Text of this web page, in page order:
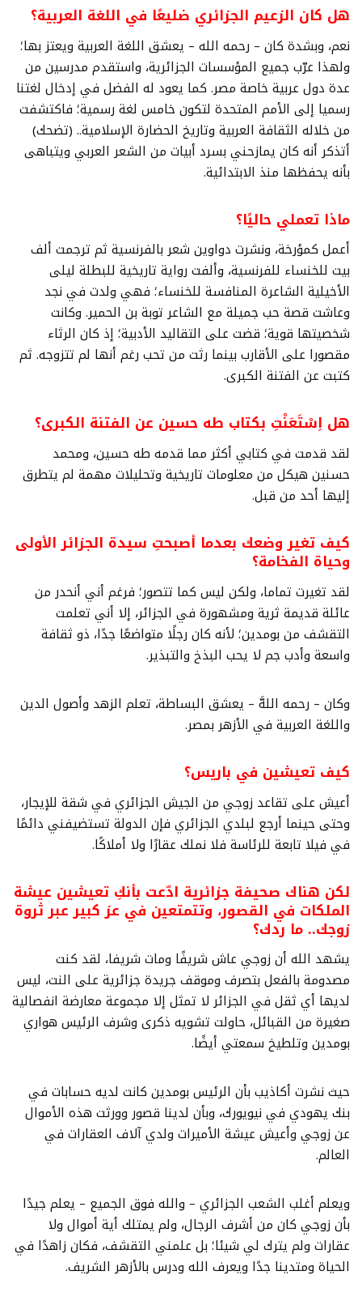
هل كان الزعيم الجزائري ضليعًا في اللغة العربية؟
نعم، وبشدة كان – رحمه الله – يعشق اللغة العربية ويعتز بها؛
ولهذا عرّب جميع المؤسسات الجزائرية، واستقدم مدرسين من
عدة دول عربية خاصة مصر. كما يعود له الفضل في إدخال لغتنا
رسميا إلى الأمم المتحدة لتكون خامس لغة رسمية؛ فاكتشفت
من خلاله الثقافة العربية وتاريخ الحضارة الإسلامية.. (تضحك)
أتذكر أنه كان يمازحني بسرد أبيات من الشعر العربي ويتباهى
بأنه يحفظها منذ الابتدائية.
ماذا تعملي حاليًا؟
أعمل كمؤرخة، ونشرت دواوين شعر بالفرنسية ثم ترجمت ألف
بيت للخنساء للفرنسية، وألفت رواية تاريخية للبطلة ليلى
الأخيلية الشاعرة المنافسة للخنساء؛ فهي ولدت في نجد
وعاشت قصة حب جميلة مع الشاعر توبة بن الحمير. وكانت
شخصيتها قوية؛ قضت على التقاليد الأدبية؛ إذ كان الرثاء
مقصورا على الأقارب بينما رثت من تحب رغم أنها لم تتزوجه. ثم
كتبت عن الفتنة الكبرى.
هل اِسْتَعَنْتِ بكتاب طه حسين عن الفتنة الكبرى؟
لقد قدمت في كتابي أكثر مما قدمه طه حسين، ومحمد
حسنين هيكل من معلومات تاريخية وتحليلات مهمة لم يتطرق
إليها أحد من قبل.
كيف تغير وضعك بعدما أصبحتِ سيدة الجزائر الأولى
وحياة الفخامة؟
لقد تغيرت تماما، ولكن ليس كما تتصور؛ فرغم أني أنحدر من
عائلة قديمة ثرية ومشهورة في الجزائر، إلا أني تعلمت
التقشف من بومدين؛ لأنه كان رجلًا متواضعًا جدًا، ذو ثقافة
واسعة وأدب جم لا يحب البذخ والتبذير.
وكان – رحمه اللهَّ – يعشق البساطة، تعلم الزهد وأصول الدين
واللغة العربية في الأزهر بمصر.
كيف تعيشين في باريس؟
أعيش على تقاعد زوجي من الجيش الجزائري في شقة للإيجار،
وحتى حينما أرجع لبلدي الجزائري فإن الدولة تستضيفني دائمًا
في فيلا تابعة للرئاسة فلا نملك عقارًا ولا أملاكًا.
لكن هناك صحيفة جزائرية ادّعت بأنكِ تعيشين عيشة
الملكات في القصور، وتتمتعين في عز كبير عبر ثروة
زوجك.. ما ردك؟
يشهد الله أن زوجي عاش شريفًا ومات شريفا، لقد كنت
مصدومة بالفعل بتصرف وموقف جريدة جزائرية على النت، ليس
لديها أي ثقل في الجزائر لا تمثل إلا مجموعة معارضة انفصالية
صغيرة من القبائل، حاولت تشويه ذكرى وشرف الرئيس هواري
بومدين وتلطيخ سمعتي أيضًا.
حيث نشرت أكاذيب بأن الرئيس بومدين كانت لديه حسابات في
بنك يهودي في نيويورك، وبأن لدينا قصور وورثت هذه الأموال
عن زوجي وأعيش عيشة الأميرات ولدي آلاف العقارات في
العالم.
ويعلم أغلب الشعب الجزائري – والله فوق الجميع – يعلم جيدًا
بأن زوجي كان من أشرف الرجال، ولم يمتلك أية أموال ولا
عقارات ولم يترك لي شيئا؛ بل علمني التقشف، فكان زاهدًا في
الحياة ومتدينا جدًا ويعرف الله ودرس بالأزهر الشريف.